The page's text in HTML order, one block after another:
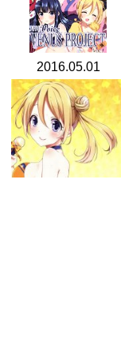
2016.05.01